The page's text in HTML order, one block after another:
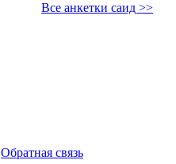
Все анкетки саид >>
Обратная связь